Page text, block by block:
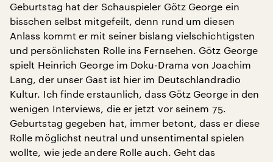
Geburtstag hat der Schauspieler Götz George ein
bisschen selbst mitgefeilt, denn rund um diesen
Anlass kommt er mit seiner bislang vielschichtigsten
und persönlichsten Rolle ins Fernsehen. Götz George
spielt Heinrich George im Doku-Drama von Joachim
Lang, der unser Gast ist hier im Deutschlandradio
Kultur. Ich finde erstaunlich, dass Götz George in den
wenigen Interviews, die er jetzt vor seinem 75.
Geburtstag gegeben hat, immer betont, dass er diese
Rolle möglichst neutral und unsentimental spielen
wollte, wie jede andere Rolle auch. Geht das